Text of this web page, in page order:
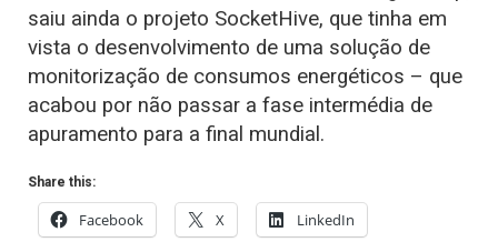
saiu ainda o projeto SocketHive, que tinha em
vista o desenvolvimento de uma solução de
monitorização de consumos energéticos – que
acabou por não passar a fase intermédia de
apuramento para a final mundial.
Share this:
Facebook X LinkedIn